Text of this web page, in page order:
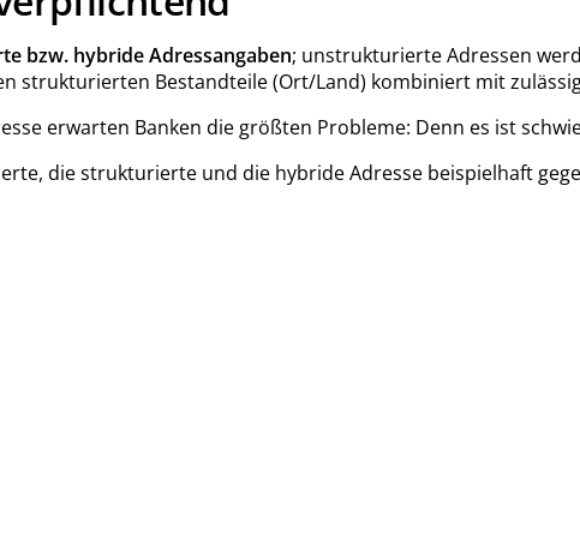
bzw. hybride Adressangaben; unstrukturierte Adressen
strukturierten Bestandteile (Ort/Land) kombiniert mit
erwarten Banken die größten Probleme: Denn es ist
die strukturierte und die hybride Adresse beispielhaft